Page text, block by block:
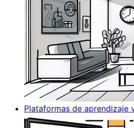
Plataformas de aprendizaje